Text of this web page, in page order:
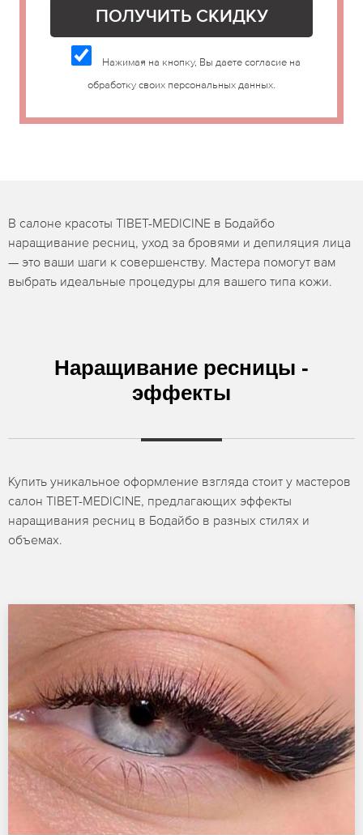
Нажимая на кнопку, Вы даете согласие на
обработку своих персональных данных.
В салоне красоты TIBET-MEDICINE в Бодайбо
наращивание ресниц, уход за бровями и депиляция лица
— это ваши шаги к совершенству. Мастера помогут вам
выбрать идеальные процедуры для вашего типа кожи.
Наращивание ресницы -
эффекты
Купить уникальное оформление взгляда стоит у мастеров
салон TIBET-MEDICINE, предлагающих эффекты
наращивания ресниц в Бодайбо в разных стилях и
объемах.